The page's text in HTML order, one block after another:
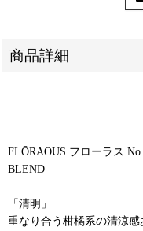
商品詳細
FLŌRAOUS フローラス
BLEND
「清明」
重なり合う柑橘系の清涼